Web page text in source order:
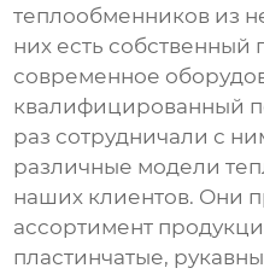
теплообменников из
них есть собственный
современное
квалифицированный
раз сотрудничали с
различные модели
наших клиентов. Они
ассортимент
пластинчатые,